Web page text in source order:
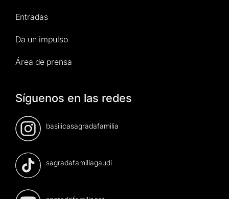
Entradas
Da un impulso
Área de prensa
Síguenos en las redes
basilicasagradafamilia
sagradafamiliagaudi